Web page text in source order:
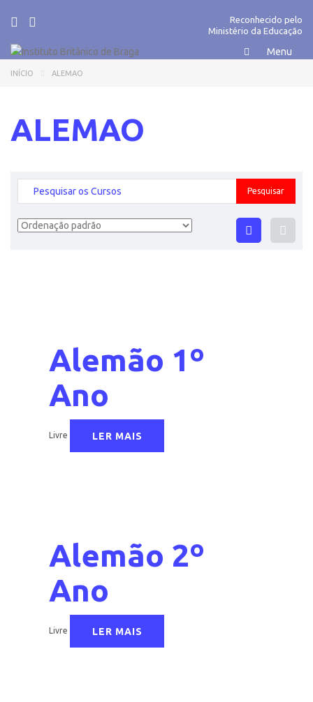
Reconhecido pelo
Ministério da Educação
INÍCIO ALEMAO
ALEMAO
Pesquisar
por:
Alemão 1º
Ano
Livre LER MAIS
Alemão 2º
Ano
Livre LER MAIS